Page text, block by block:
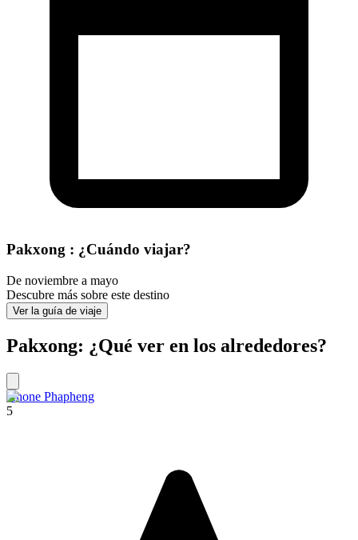
Pakxong : ¿Cuándo viajar?
De noviembre a mayo
Descubre más sobre este destino
Ver la guía de viaje
Pakxong: ¿Qué ver en los alrededores?
Khone Phapheng
5